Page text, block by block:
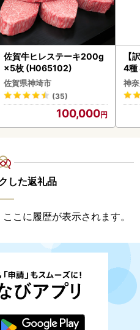
佐賀牛ヒレステーキ200g
×5枚 (H065102)
佐賀県神埼市
(35)
100,000
【
4種
神
した返礼品
こに履歴が表示されます。